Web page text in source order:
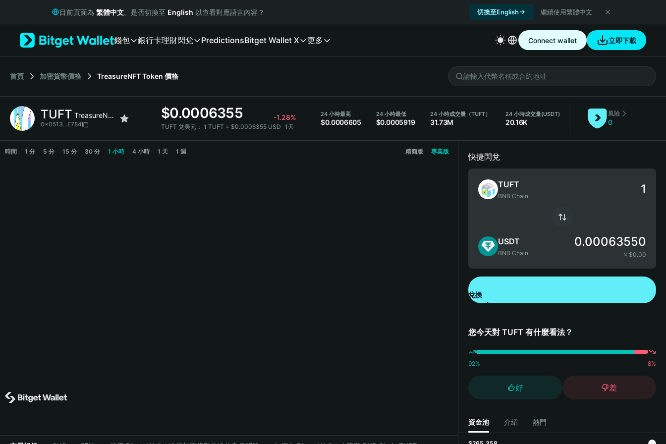
Русский
Italiano
简体中文
繁體中文
Bahasa Indonesia
目前頁面為 繁體中文。是否切換至 English 以查看對應語言內容？ 切換至English 繼續使用繁體中文
錢包 銀行卡理財閃兌 PredictionsBitget Wallet X 更多 Connect wallet 立即下載
首頁 加密貨幣價格 TreasureNFT Token 價格
TUFT TreasureNFT Token
0x0513...E784
$0.0006355 -1.28%
TUFT 兌美元： 1 TUFT = $0.0006355 USD 1天
24 小時最高
$0.0006605
24 小時最低
$0.0005919
24 小時成交量（TUFT）
31.73M
24 小時成交量(USDT)
20.16K
風險
0
TUFT Price Chart
時間 1 分 5 分 15 分 30 分 1 小時 4 小時 1 天 1 週 精簡版 專業版
快捷閃兌
TUFT
BNB Chain
USDT
BNB Chain
0.00063550
≈ $0.00
兌換
您今天對 TUFT 有什麼看法？
92% 8%
好 差
資金池 介紹 熱門